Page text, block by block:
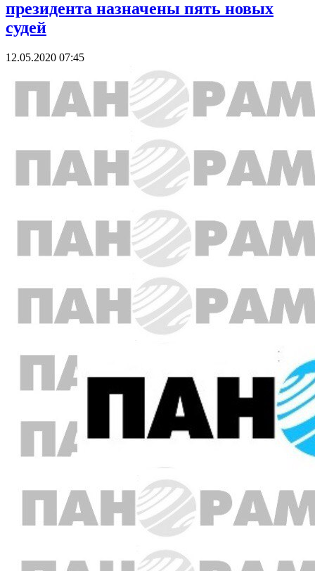
президента назначены пять новых
судей
12.05.2020 07:45